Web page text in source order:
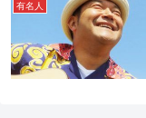
有名人